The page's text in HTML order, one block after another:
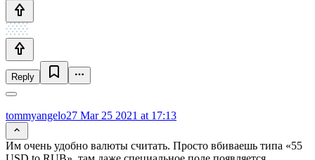
Reply
tommyangelo27 Mar 25 2021 at 17:13
Им очень удобно валюты считать. Просто вбиваешь типа «55